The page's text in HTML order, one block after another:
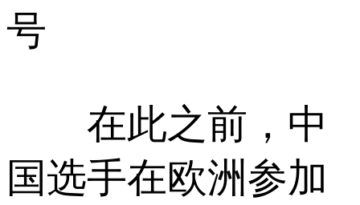
号
在此之前，中
国选手在欧洲参加